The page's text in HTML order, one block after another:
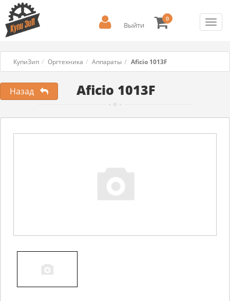
Выйти
0
КупиЗип Оргтехника Аппараты Aficio 1013F
Aficio 1013F
Назад